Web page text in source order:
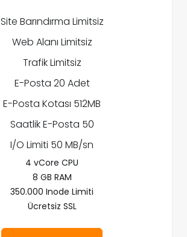
Site Barındırma Limitsiz
Web Alanı Limitsiz
Trafik Limitsiz
E-Posta 20 Adet
E-Posta Kotası 512MB
Saatlik E-Posta 50
I/O Limiti 50 MB/sn
4 vCore CPU
8 GB RAM
350.000 Inode Limiti
Ücretsiz SSL